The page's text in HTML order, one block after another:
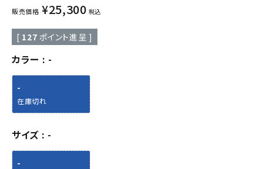
販売価格 ¥25,300 税込
[ 127 ポイント進呈 ]
カラー -
-
在庫切れ
サイズ -
-